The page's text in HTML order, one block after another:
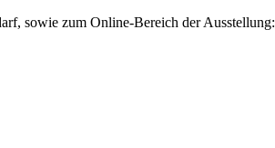
sowie zum Online-Bereich der Ausstellung: